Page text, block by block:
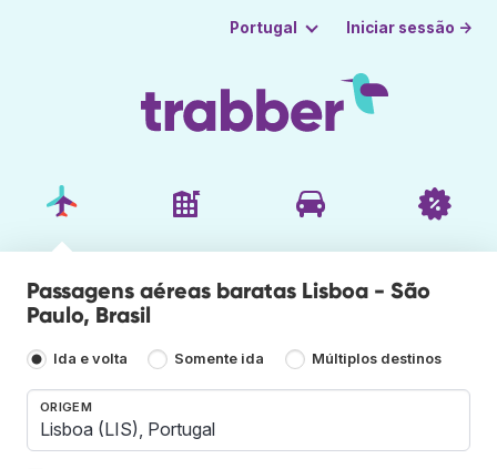
Portugal Iniciar sessão →
Passagens aéreas baratas Lisboa - São
Paulo, Brasil
Ida e volta Somente ida Múltiplos destinos
ORIGEM